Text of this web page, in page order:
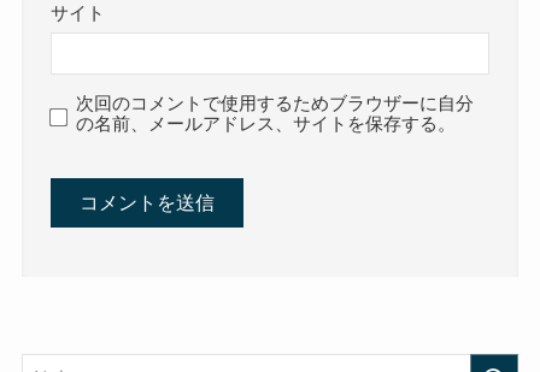
サイト
次回のコメントで使用するためブラウザーに自分
の名前、メールアドレス、サイトを保存する。